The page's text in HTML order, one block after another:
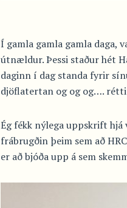
Í gamla gamla gamla
útnældur. Þessi staður hét
daginn í dag standa fyrir
djöflatertan og og og….
Ég fékk nýlega uppskrift
frábrugðin þeim sem að
er að bjóða upp á sem